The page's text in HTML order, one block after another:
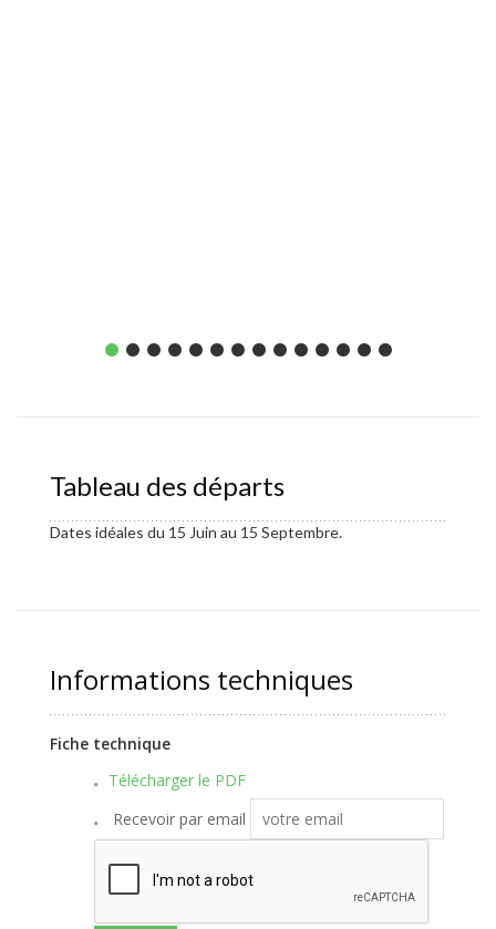
Tableau des départs
Dates idéales du 15 Juin au 15 Septembre.
Informations techniques
Fiche technique
Télécharger le PDF
Recevoir par email